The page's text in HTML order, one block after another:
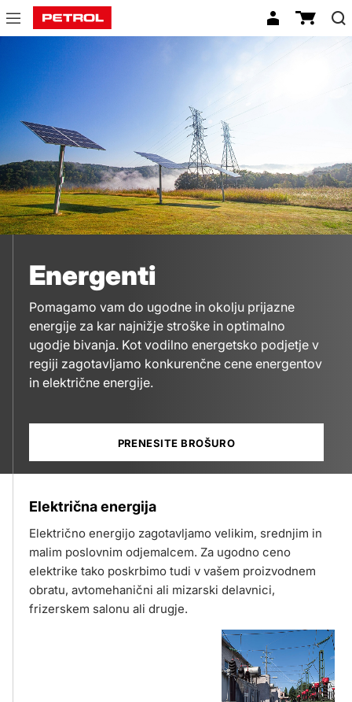
Energenti
Energenti
Pomagamo vam do ugodne in okolju prijazne
energije za kar najnižje stroške in optimalno
ugodje bivanja. Kot vodilno energetsko podjetje v
regiji zagotavljamo konkurenčne cene energentov
in električne energije.
PRENESITE BROŠURO
Električna energija
Električno energijo zagotavljamo velikim, srednjim in
malim poslovnim odjemalcem. Za ugodno ceno
elektrike tako poskrbimo tudi v vašem proizvodnem
obratu, avtomehanični ali mizarski delavnici,
frizerskem salonu ali drugje.